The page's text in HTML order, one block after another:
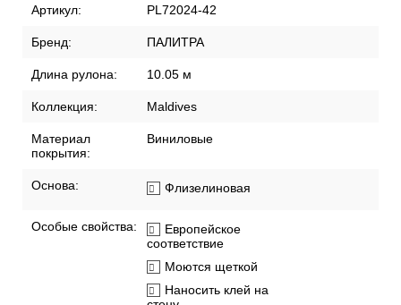
Артикул: PL72024-42
Бренд: ПАЛИТРА
Длина рулона: 10.05 м
Коллекция: Maldives
Материал
покрытия:
Виниловые
Основа: Флизелиновая
Особые свойства:
Европейское
соответствие
Моются щеткой
Наносить клей на